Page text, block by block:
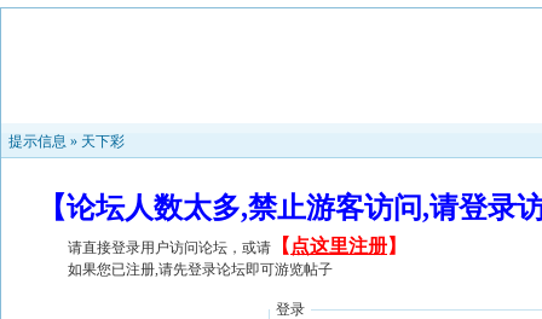
提示信息 » 天下彩
【论坛人数太多,禁止游客访问,请登
请直接登录用户访问论坛，或请 【 点这里注册】
如果您已注册,请先登录论坛即可游览帖子
登录